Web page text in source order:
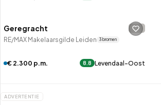
Geregracht -
RE/MAX Makelaarsgilde Leiden 3 bronnen
€ 2.300 p.m. 8.8 Levendaal-Oost
ADVERTENTIE